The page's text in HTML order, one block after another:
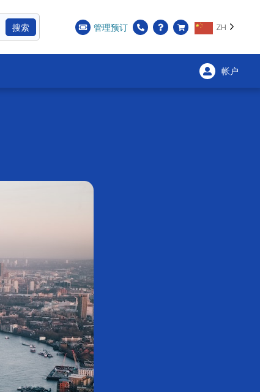
搜索 管理预订 ZH
帐户